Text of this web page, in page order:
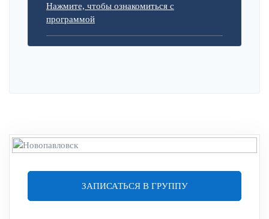
Нажмите, чтобы ознакомиться с
программой
ЗАПИСАТЬСЯ В ГРУППУ